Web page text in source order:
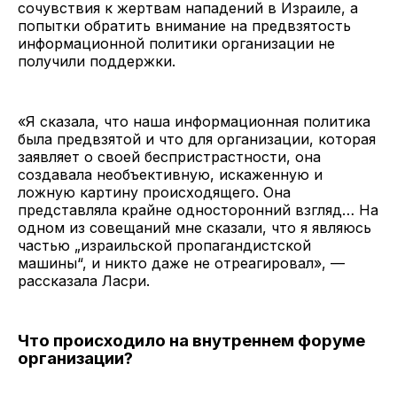
сочувствия к жертвам нападений в Израиле, а
попытки обратить внимание на предвзятость
информационной политики организации не
получили поддержки.
«Я сказала, что наша информационная политика
была предвзятой и что для организации, которая
заявляет о своей беспристрастности, она
создавала необъективную, искаженную и
ложную картину происходящего. Она
представляла крайне односторонний взгляд… На
одном из совещаний мне сказали, что я являюсь
частью „израильской пропагандистской
машины“, и никто даже не отреагировал», —
рассказала Ласри.
Что происходило на внутреннем форуме
организации?